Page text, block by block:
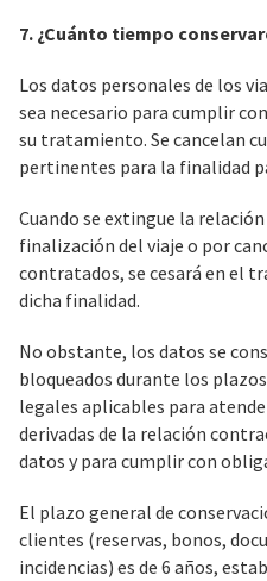
7. ¿Cuánto tiempo
Los datos personales de los
sea necesario para cumplir
su tratamiento. Se cancelan
pertinentes para la finalidad
Cuando se extingue la
finalización del viaje o por
contratados, se cesará en el
dicha finalidad.
No obstante, los datos se
bloqueados durante los
legales aplicables para
derivadas de la relación
datos y para cumplir con
El plazo general de
clientes (reservas, bonos,
incidencias) es de 6 años,